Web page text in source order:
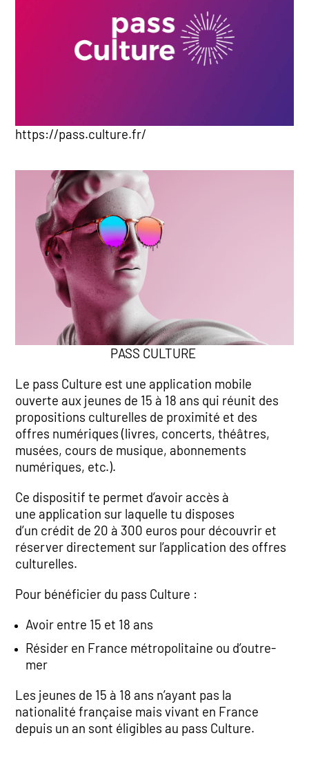
https://pass.culture.fr/
PASS CULTURE
Le pass Culture est une application mobile
ouverte aux jeunes de 15 à 18 ans qui réunit des
propositions culturelles de proximité et des
offres numériques (livres, concerts, théâtres,
musées, cours de musique, abonnements
numériques, etc.).
Ce dispositif te permet d’avoir accès à
une application sur laquelle tu disposes
d’un crédit de 20 à 300 euros pour découvrir et
réserver directement sur l’application des offres
culturelles.
Pour bénéficier du pass Culture :
Avoir entre 15 et 18 ans
Résider en France métropolitaine ou d’outre-
mer
Les jeunes de 15 à 18 ans n’ayant pas la
nationalité française mais vivant en France
depuis un an sont éligibles au pass Culture.